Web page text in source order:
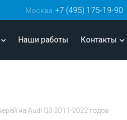
Москва +7 (495) 175-19-90
Наши работы Контакты
на Audi Q3 2011-2022 годов